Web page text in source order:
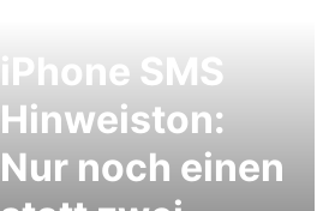
iPhone SMS
Hinweiston:
Nur noch einen